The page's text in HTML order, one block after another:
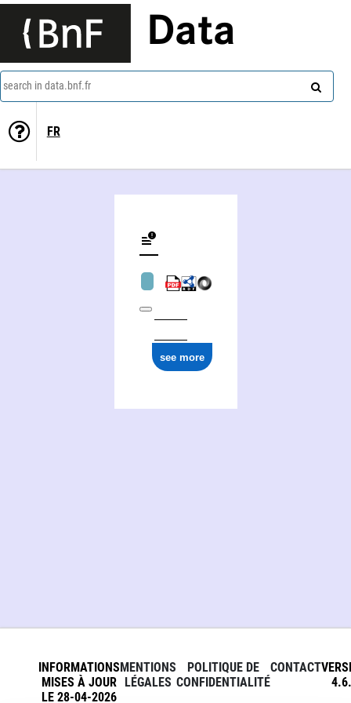
Data
search in data.bnf.fr
FR
see more
INFORMATIONS
MISES À JOUR
LE 28-04-2026
MENTIONS
LÉGALES
POLITIQUE DE
CONFIDENTIALITÉ
CONTACT